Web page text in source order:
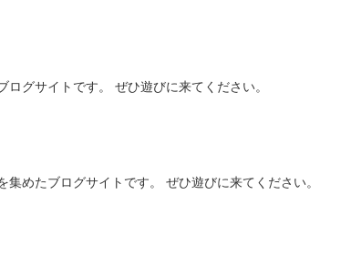
グサイトです。 ぜひ遊びに来てください。
めたブログサイトです。 ぜひ遊びに来てください。